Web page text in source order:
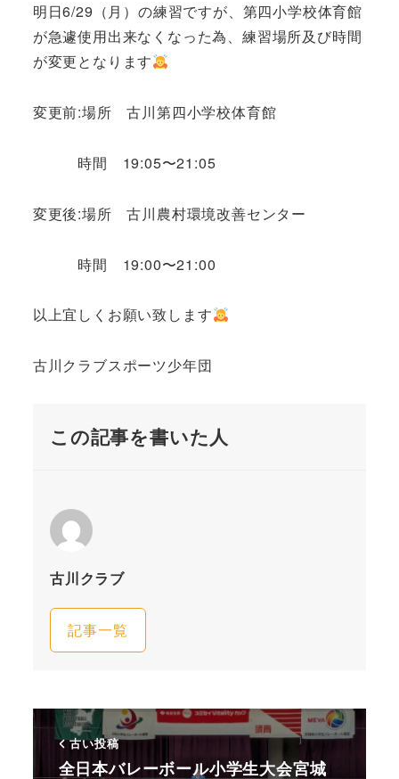
明日6/29（月）の練習ですが、第四小学校体育館
が急遽使用出来なくなった為、練習場所及び時間
が変更となります
変更前:場所 古川第四小学校体育館
時間 19:05〜21:05
変更後:場所 古川農村環境改善センター
時間 19:00〜21:00
以上宜しくお願い致します
古川クラブスポーツ少年団
この記事を書いた人
古川クラブ
記事一覧
古い投稿
全日本バレーボール小学生大会宮城